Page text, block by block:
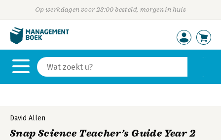
Op werkdagen voor 23:00 besteld, morgen in huis
David Allen
Snap Science Teacher’s Guide Year 2